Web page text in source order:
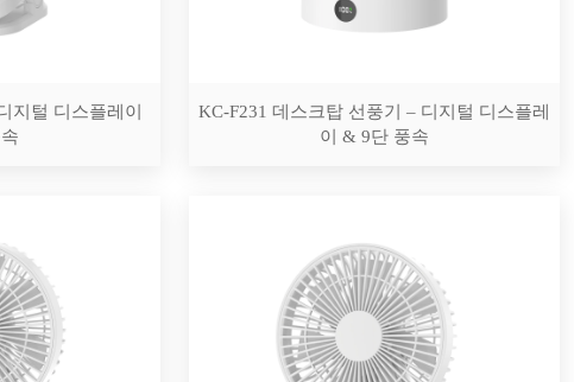
지털 디스플레이
KC-F231 데스크탑 선풍기 – 디지털 디스플레
이 & 9단 풍속